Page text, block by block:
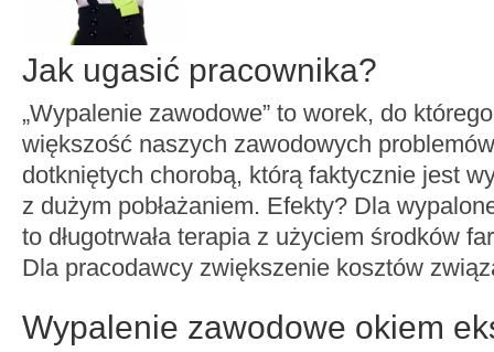
Jak ugasić pracownika?
„Wypalenie zawodowe” to worek, do
większość naszych zawodowych
dotkniętych chorobą, którą faktycznie jest
z dużym pobłażaniem. Efekty? Dla
to długotrwała terapia z użyciem środków
Dla pracodawcy zwiększenie kosztów
Wypalenie zawodowe okiem